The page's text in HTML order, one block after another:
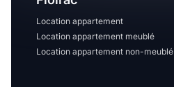
Location appartement
Location appartement meublé
Location appartement non-meublé